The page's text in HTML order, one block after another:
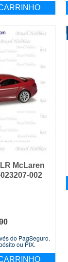
McLaren
002
do PagSeguro.
ou PIX.